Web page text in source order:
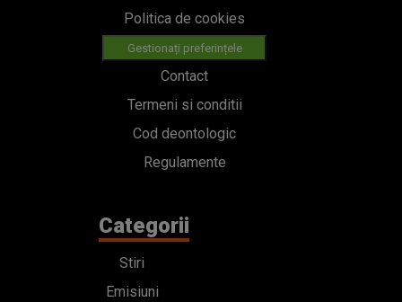
Politica de cookies
Gestionați preferințele
Contact
Termeni si conditii
Cod deontologic
Regulamente
Categorii
Stiri
Emisiuni